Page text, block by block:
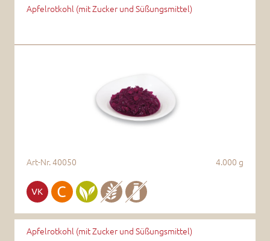
Apfelrotkohl (mit Zucker und Süßungsmittel)
4.000 g
Art-Nr.40050
Apfelrotkohl (mit Zucker und Süßungsmittel)